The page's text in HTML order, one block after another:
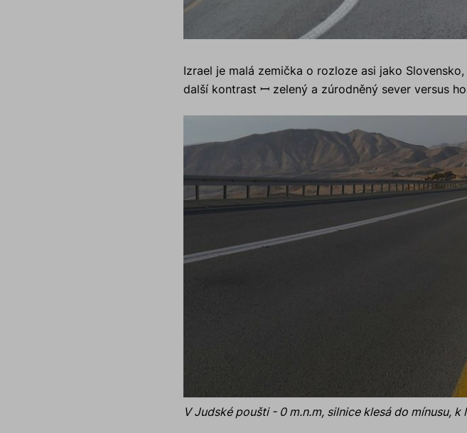
Izrael je malá zemička o rozloze asi jako
další kontrast ꟷ zelený a zúrodněný sever versus
V Judské poušti - 0 m.n.m, silnice klesá do mínusu,